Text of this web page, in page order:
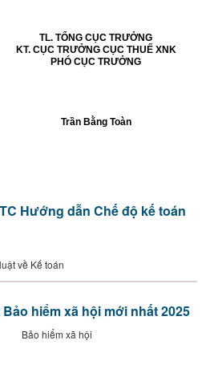
TL. TỔNG CỤC TRƯỞNG
KT. CỤC TRƯỞNG CỤC THUẾ XNK
PHÓ CỤC TRƯỞNG
Trần Bằng Toàn
Hướng dẫn Chế độ kế toán
về Kế toán
hiểm xã hội mới nhất 2025
Bảo hiểm xã hội